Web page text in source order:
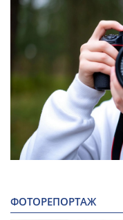
ФОТОРЕПОРТАЖ